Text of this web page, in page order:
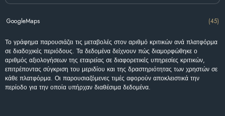
GoogleMaps (45)
Το γράφημα παρουσιάζει τις μεταβολές στον αριθμό κριτικών ανά πλατφόρμα
σε διαδοχικές περιόδους. Τα δεδομένα δείχνουν πώς διαμορφώθηκε ο
αριθμός αξιολογήσεων της εταιρείας σε διαφορετικές υπηρεσίες κριτικών,
επιτρέποντας σύγκριση του μεριδίου και της δραστηριότητας των χρηστών σε
κάθε πλατφόρμα. Οι παρουσιαζόμενες τιμές αφορούν αποκλειστικά την
περίοδο για την οποία υπήρχαν διαθέσιμα δεδομένα.